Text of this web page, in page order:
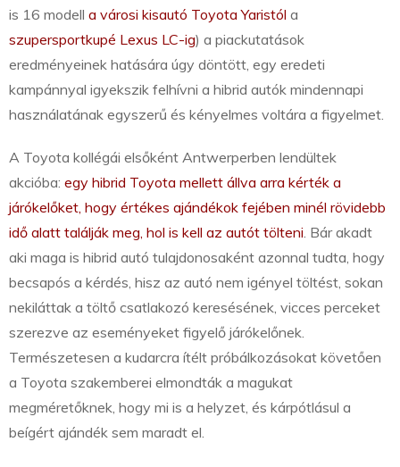
is 16 modell a városi kisautó Toyota Yaristól a
szupersportkupé Lexus LC-ig) a piackutatások
eredményeinek hatására úgy döntött, egy eredeti
kampánnyal igyekszik felhívni a hibrid autók mindennapi
használatának egyszerű és kényelmes voltára a figyelmet.
A Toyota kollégái elsőként Antwerperben lendültek
akcióba: egy hibrid Toyota mellett állva arra kérték a
járókelőket, hogy értékes ajándékok fejében minél rövidebb
idő alatt találják meg, hol is kell az autót tölteni. Bár akadt
aki maga is hibrid autó tulajdonosaként azonnal tudta, hogy
becsapós a kérdés, hisz az autó nem igényel töltést, sokan
nekiláttak a töltő csatlakozó keresésének, vicces perceket
szerezve az eseményeket figyelő járókelőnek.
Természetesen a kudarcra ítélt próbálkozásokat követően
a Toyota szakemberei elmondták a magukat
megméretőknek, hogy mi is a helyzet, és kárpótlásul a
beígért ajándék sem maradt el.